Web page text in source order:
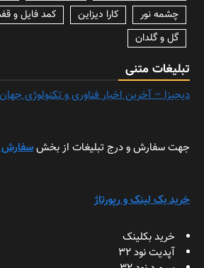
چشمه نور
کارا دیزاین
کمد فایل و
گل و گلدان
تبلیغات متنی
دیجیزا – آخرین اخبار فناوری و تکنولوژی جهان
جهت سفارش و درج تبلیغات از بخشسفارش
خرید بک لینک و رپورتاژ
خرید بکلینک
آپدیت نود 32